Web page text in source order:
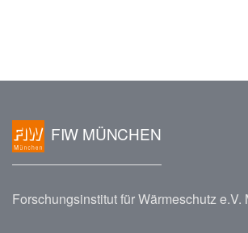
FIW MÜNCHEN
Forschungsinstitut für Wärmeschutz e.V.